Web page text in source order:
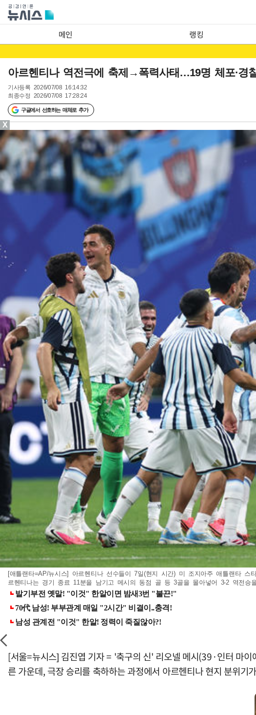
메인 랭킹
아르헨티나 역전극에 축제→폭력사태…19명 체포·경
기사등록 2026/07/08 16:14:32
최종수정 2026/07/08 17:28:24
구글에서 선호하는 매체로 추가
[애틀랜타=AP/뉴시스] 아르헨티나 선수들이 7일(현지 시간) 미 조지아주 애틀랜타
르헨티나는 경기 종료 11분을 남기고 메시의 동점 골 등 3골을 몰아넣어 3-2 역전승
[서울=뉴시스] 김진엽 기자 = '축구의 신' 리오넬 메시(39·인터 마
른 가운데, 극장 승리를 축하하는 과정에서 아르헨티나 현지 분위
X